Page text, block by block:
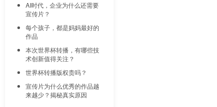
AI时代，企业为什么还需要
宣传片？
每个孩子，都是妈妈最好的
作品
​本次世界杯转播，有哪些技
术创新值得关注？
世界杯转播版权贵吗？
宣传片为什么优秀的作品越
来越少？揭秘真实原因